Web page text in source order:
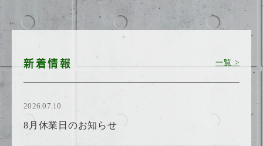
新着情報 一覧 >
2026.07.10
8月休業日のお知らせ